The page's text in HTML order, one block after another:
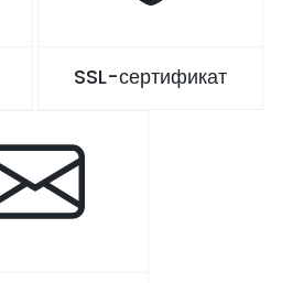
SSL-сертификат